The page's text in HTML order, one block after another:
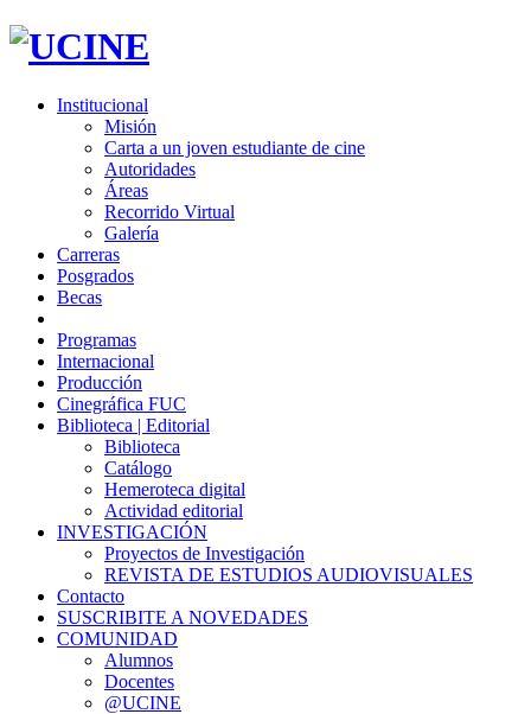
Institucional
Misión
Carta a un joven estudiante de cine
Autoridades
Áreas
Recorrido Virtual
Galería
Carreras
Posgrados
Becas
Programas
Internacional
Producción
Cinegráfica FUC
Biblioteca | Editorial
Biblioteca
Catálogo
Hemeroteca digital
Actividad editorial
INVESTIGACIÓN
Proyectos de Investigación
REVISTA DE ESTUDIOS AUDIOVISUALES
Contacto
SUSCRIBITE A NOVEDADES
COMUNIDAD
Alumnos
Docentes
@UCINE